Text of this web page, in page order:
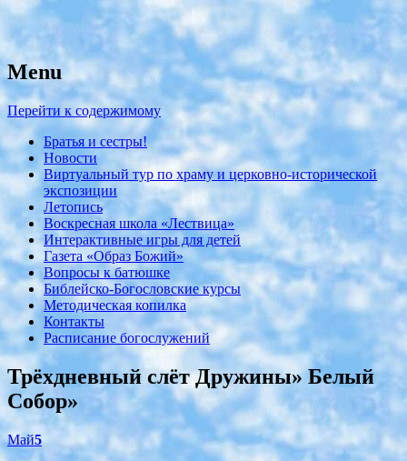
Никольский храм
с. Николо-Крутины Егорьевского
района
Menu
Перейти к содержимому
Братья и сестры!
Новости
Виртуальный тур по храму и церковно-исторической
экспозиции
Летопись
Воскресная школа «Лествица»
Интерактивные игры для детей
Газета «Образ Божий»
Вопросы к батюшке
Библейско-Богословские курсы
Методическая копилка
Контакты
Расписание богослужений
Трёхдневный слёт Дружины» Белый
Собор»
Май5